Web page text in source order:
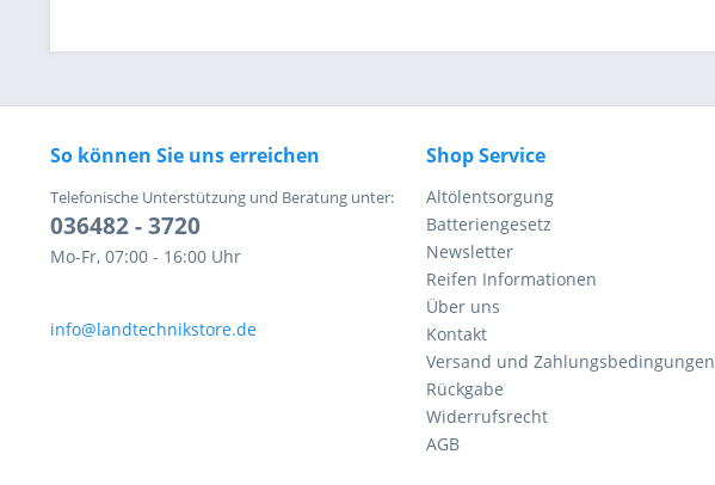
So können Sie uns erreichen
Telefonische Unterstützung und Beratung unter:
036482 - 3720
Mo-Fr, 07:00 - 16:00 Uhr
info@landtechnikstore.de
Shop Service
Altölentsorgung
Batteriengesetz
Newsletter
Reifen Informationen
Über uns
Kontakt
Versand und Zahlungsbedingungen
Rückgabe
Widerrufsrecht
AGB